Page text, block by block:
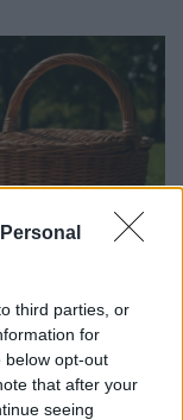
third parties, or
for
below opt-out
that after your
seeing
A SZABADBAN